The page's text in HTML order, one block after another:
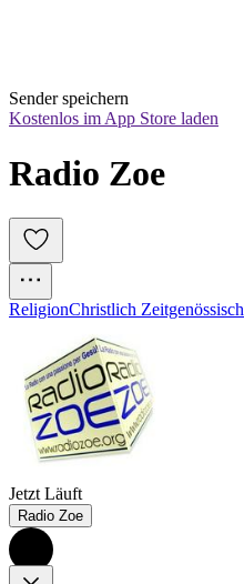
Sender speichern
Kostenlos im App Store laden
Radio Zoe
ReligionChristlich Zeitgenössisch
Jetzt Läuft
Radio Zoe